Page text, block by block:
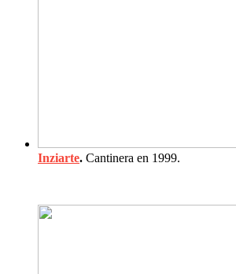
Inziarte. Cantinera en 1999.